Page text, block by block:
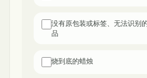
没有原包装或标签、无法识别
品
烧到底的蜡烛